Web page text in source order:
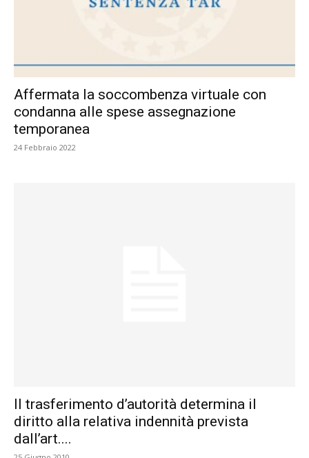
Affermata la soccombenza virtuale con
condanna alle spese assegnazione
temporanea
24 Febbraio 2022
Il trasferimento d’autorità determina il
diritto alla relativa indennità prevista
dall’art....